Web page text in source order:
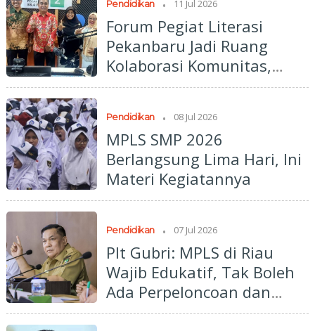
Pendidikan 11 Jul 2026
Forum Pegiat Literasi
Pekanbaru Jadi Ruang
Kolaborasi Komunitas,
Perkuat Budaya Baca
Pendidikan . 08 Jul 2026
MPLS SMP 2026
Berlangsung Lima Hari, Ini
Materi Kegiatannya
Pendidikan . 07 Jul 2026
Plt Gubri: MPLS di Riau
Wajib Edukatif, Tak Boleh
Ada Perpeloncoan dan
Bullying